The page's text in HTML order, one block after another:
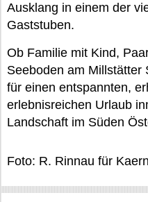
Ausklang in einem der
Gaststuben.
Ob Familie mit Kind,
Seeboden am Millstätter
für einen entspannten,
erlebnisreichen Urlaub
Landschaft im Süden
Foto: R. Rinnau für